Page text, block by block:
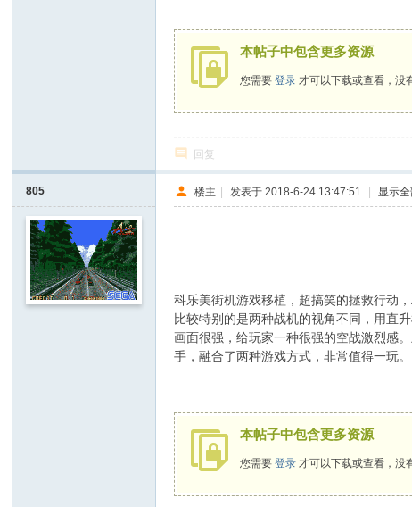
本帖子中包含更多资源
您需要登录 才可以下载或查看，没
回复
805 楼主 | 发表于 2018-6-24 13:47:51 | 显示
科乐美街机游戏移植，超搞笑的拯救行动
比较特别的是两种战机的视角不同，用直
画面很强，给玩家一种很强的空战激烈感
手，融合了两种游戏方式，非常值得一玩。
本帖子中包含更多资源
您需要登录 才可以下载或查看，没